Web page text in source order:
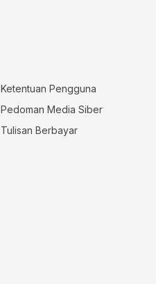
Ketentuan Pengguna
Pedoman Media Siber
Tulisan Berbayar